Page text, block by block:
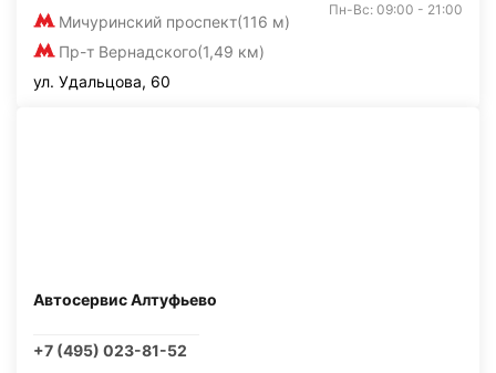
Мичуринский проспект(116 м)
Пр-т Вернадского(1,49 км)
Пн-Вс: 09:00 - 21:00
ул. Удальцова, 60
Автосервис Алтуфьево
+7 (495) 023-81-52